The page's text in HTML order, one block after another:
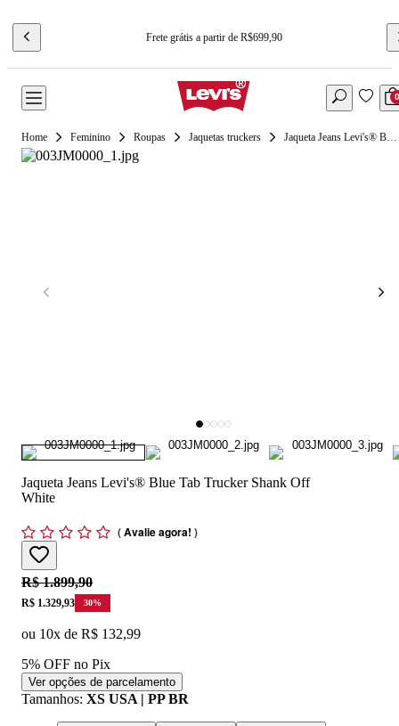
Frete grátis a partir de R$699,90
0
Feminino Roupas Jaquetas truckers Jaqueta Jeans Levi's® Blue Tab Trucker Shank Off White
Jaqueta Jeans Levi's® Blue Tab Trucker Shank Off
White
(Avalie agora! )
Original price:
R$ 1.899,90
Price:
R$ 1.329,93 30%
ou 10x de R$ 132,99
5% OFF no Pix
Ver opções de parcelamento
Tamanhos: XS USA | PP BR